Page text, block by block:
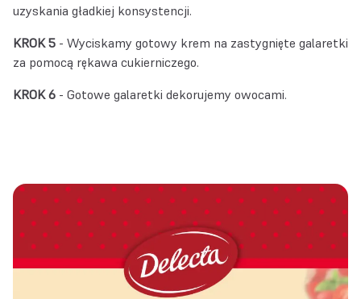
uzyskania gładkiej konsystencji.
KROK 5 - Wyciskamy gotowy krem na zastygnięte galaretki
za pomocą rękawa cukierniczego.
KROK 6 - Gotowe galaretki dekorujemy owocami.